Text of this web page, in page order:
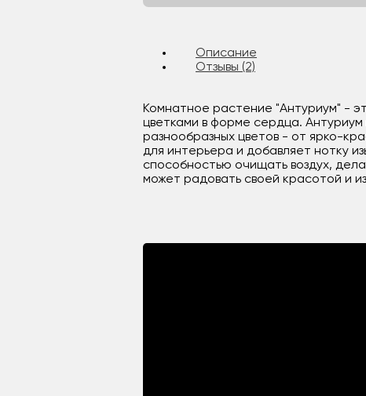
Описание
Отзывы (2)
Комнатное растение "Антуриум" -
цветками в форме сердца.
разнообразных цветов - от ярко-
для интерьера и добавляет нотку
способностью очищать воздух,
может радовать своей красотой и